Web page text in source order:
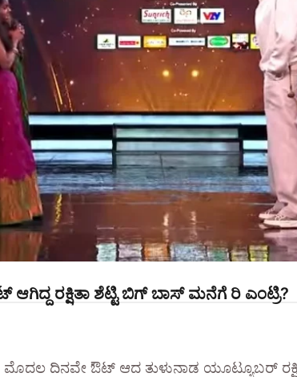
ರಕ್ಷಿತಾ ಶೆಟ್ಟಿ ಬಿಗ್ ಬಾಸ್ ಮನೆಗೆ ರಿ ಎಂಟ್ರಿ?
ದಿನವೇ ಔಟ್ ಆದ ತುಳುನಾಡ ಯೂಟ್ಯೂಬರ್